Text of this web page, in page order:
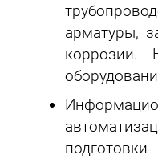
арматуры,
коррозии.